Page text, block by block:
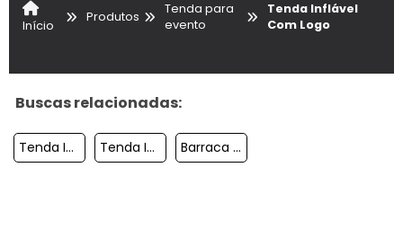
Início
Produtos
Tenda para
evento
Tenda Inflável
Com Logo
Buscas relacionadas:
Tenda Inflável Empresa Tenda Inflável Para Loja Barraca Inflavel Evento